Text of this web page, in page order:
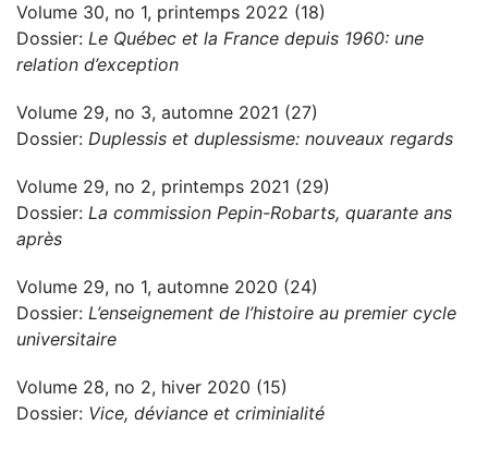
Volume 30, no 1, printemps 2022 (18)
Dossier: Le Québec et la France depuis 1960: une
relation d’exception
Volume 29, no 3, automne 2021 (27)
Dossier: Duplessis et duplessisme: nouveaux regards
Volume 29, no 2, printemps 2021 (29)
Dossier: La commission Pepin-Robarts, quarante ans
après
Volume 29, no 1, automne 2020 (24)
Dossier: L’enseignement de l’histoire au premier cycle
universitaire
Volume 28, no 2, hiver 2020 (15)
Dossier: Vice, déviance et criminialité